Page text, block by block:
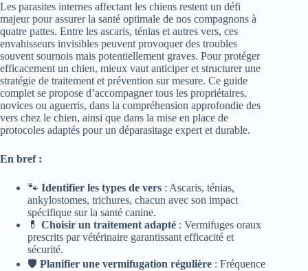
Les parasites internes affectant les chiens restent un défi
majeur pour assurer la santé optimale de nos compagnons à
quatre pattes. Entre les ascaris, ténias et autres vers, ces
envahisseurs invisibles peuvent provoquer des troubles
souvent sournois mais potentiellement graves. Pour protéger
efficacement un chien, mieux vaut anticiper et structurer une
stratégie de traitement et prévention sur mesure. Ce guide
complet se propose d’accompagner tous les propriétaires,
novices ou aguerris, dans la compréhension approfondie des
vers chez le chien, ainsi que dans la mise en place de
protocoles adaptés pour un déparasitage expert et durable.
En bref :
🐾 Identifier les types de vers : Ascaris, ténias,
ankylostomes, trichures, chacun avec son impact
spécifique sur la santé canine.
💊 Choisir un traitement adapté : Vermifuges oraux
prescrits par vétérinaire garantissant efficacité et
sécurité.
🛡️ Planifier une vermifugation régulière : Fréquence